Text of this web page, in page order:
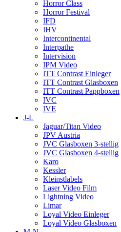
Horror Class
Horror Festival
IFD
IHV
Intercontinental
Interpathe
Intervision
IPM Video
ITT Contrast Einleger
ITT Contrast Glasboxen
ITT Contrast Pappboxen
IVC
IVE
J-L
Jaguar/Titan Video
JPV Austria
JVC Glasboxen 3-stellig
JVC Glasboxen 4-stellig
Karo
Kessler
Kleinstlabels
Laser Video Film
Lightning Video
Limar
Loyal Video Einleger
Loyal Video Glasboxen